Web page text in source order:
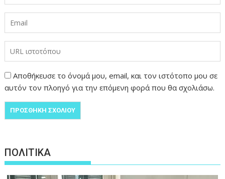
Αποθήκευσε το όνομά μου, email, και τον ιστότοπο μου σε
αυτόν τον πλοηγό για την επόμενη φορά που θα σχολιάσω.
ΠΟΛΙΤΙΚΑ